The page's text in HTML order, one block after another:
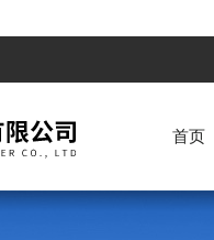
首页